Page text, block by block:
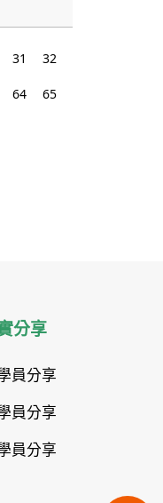
31 32
64 65
分享
員分享
員分享
員分享